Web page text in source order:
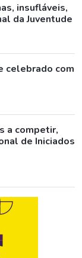
insufláveis,
da Juventude
celebrado com
a competir,
de Iniciados